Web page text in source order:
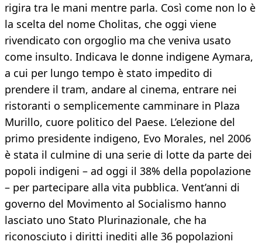
rigira tra le mani mentre parla. Così come non lo è
la scelta del nome Cholitas, che oggi viene
rivendicato con orgoglio ma che veniva usato
come insulto. Indicava le donne indigene Aymara,
a cui per lungo tempo è stato impedito di
prendere il tram, andare al cinema, entrare nei
ristoranti o semplicemente camminare in Plaza
Murillo, cuore politico del Paese. L’elezione del
primo presidente indigeno, Evo Morales, nel 2006
è stata il culmine di una serie di lotte da parte dei
popoli indigeni – ad oggi il 38% della popolazione
– per partecipare alla vita pubblica. Vent’anni di
governo del Movimento al Socialismo hanno
lasciato uno Stato Plurinazionale, che ha
riconosciuto i diritti inediti alle 36 popolazioni